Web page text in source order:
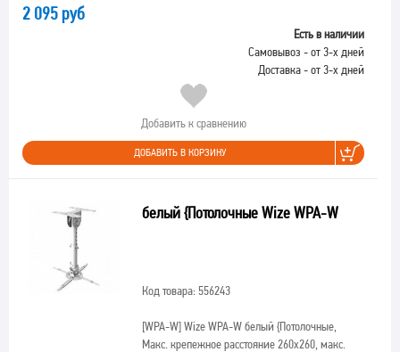
2 095 руб
Есть в наличии
Самовывоз - от 3-х дней
Доставка - от 3-х дней
Добавить к сравнению
ДОБАВИТЬ В КОРЗИНУ
белый {Потолочные Wize WPA-W
Код товара: 556243
[WPA-W]Wize WPA-W белый {Потолочные,
Макс. крепежное расстояние 260х260, макс.